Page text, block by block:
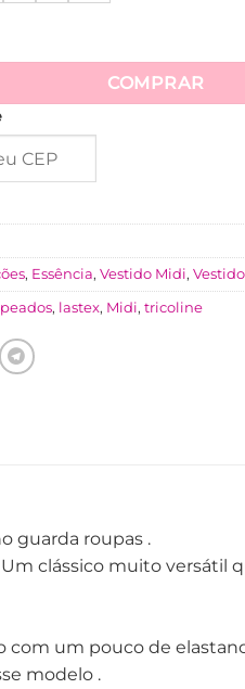
Tricoline Algodão - Azul
COMPRAR
, Essência, Vestido Midi,
, lastex, Midi, tricoline
guarda roupas .
clássico muito versátil
com um pouco de
modelo .